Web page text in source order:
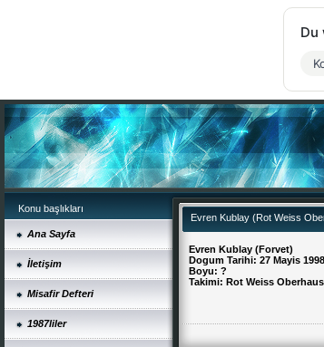
Konu başlıkları
Ana Sayfa
İletişim
Misafir Defteri
1987liler
Evren Kublay (Rot Weiss
Evren Kublay (Forvet)
Dogum Tarihi: 27 Mayis 1998
Boyu: ?
Takimi: Rot Weiss
Du